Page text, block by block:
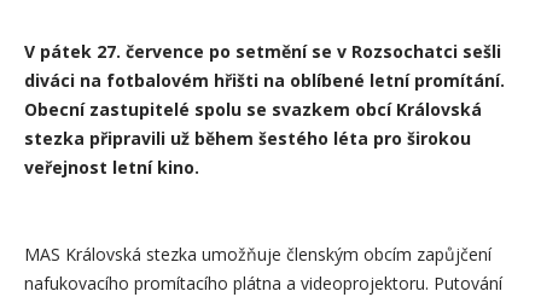
V pátek 27. července po setmění se v Rozsochatci sešli
diváci na fotbalovém hřišti na oblíbené letní promítání.
Obecní zastupitelé spolu se svazkem obcí Královská
stezka připravili už během šestého léta pro širokou
veřejnost letní kino.
MAS Královská stezka umožňuje členským obcím zapůjčení
nafukovacího promítacího plátna a videoprojektoru. Putování